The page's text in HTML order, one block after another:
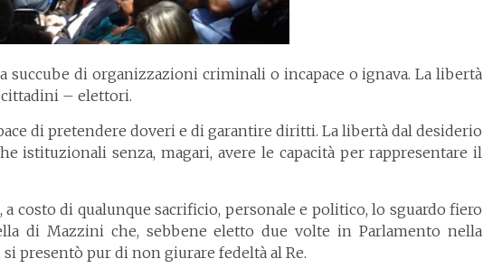
succube di organizzazioni criminali o incapace o ignava. La libertà
– elettori.
di pretendere doveri e di garantire diritti. La libertà dal desiderio
istituzionali senza, magari, avere le capacità per rappresentare il
costo di qualunque sacrificio, personale e politico, lo sguardo fiero
di Mazzini che, sebbene eletto due volte in Parlamento nella
presentò pur di non giurare fedeltà al Re.